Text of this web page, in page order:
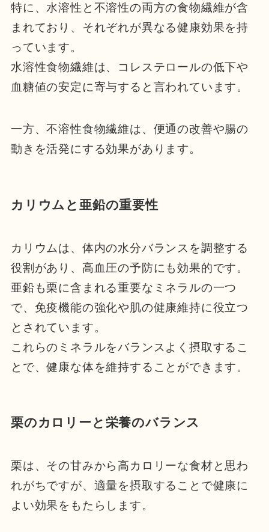
特に、水溶性と不溶性の両方の食物繊維が含
まれており、それぞれが異なる健康効果を持
っています。
水溶性食物繊維は、コレステロールの低下や
血糖値の安定に寄与すると言われています。
一方、不溶性食物繊維は、便通の改善や腸の
動きを活発にする効果があります。
カリウムと亜鉛の重要性
カリウムは、体内の水分バランスを調整する
役割があり、高血圧の予防にも効果的です。
亜鉛も栗に含まれる重要なミネラルの一つ
で、免疫機能の強化や肌の健康維持に役立つ
とされています。
これらのミネラルをバランスよく摂取するこ
とで、健康な体を維持することができます。
栗のカロリーと栄養のバランス
栗は、その甘みから高カロリーな食材と思わ
れがちですが、適量を摂取することで健康に
よい効果をもたらします。